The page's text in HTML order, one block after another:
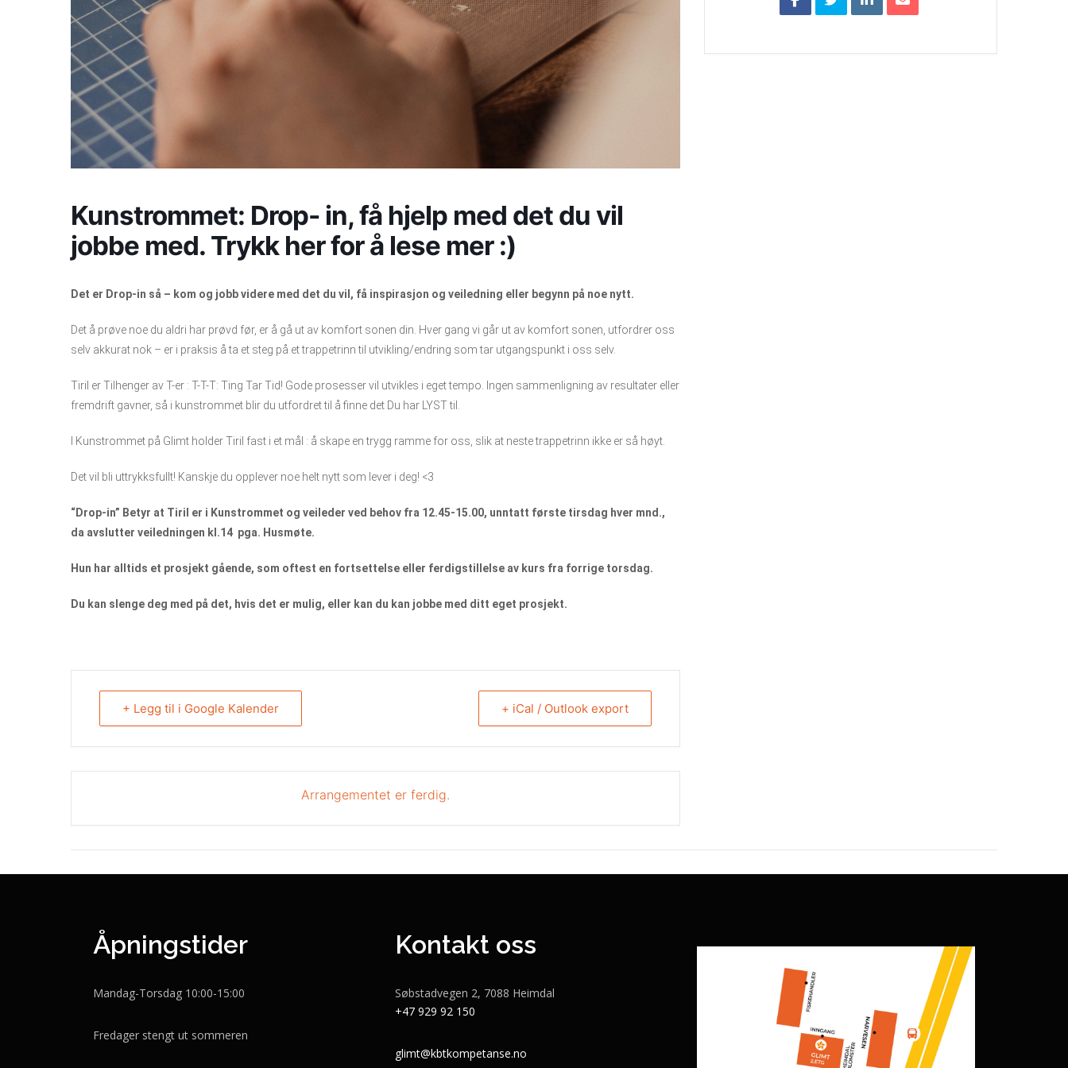
Kunstrommet: Drop- in, få hjelp med det du vil
jobbe med. Trykk her for å lese mer :)
Det er Drop-in så – kom og jobb videre med det du vil, få inspirasjon og veiledning eller begynn på noe nytt.
Det å prøve noe du aldri har prøvd før, er å gå ut av komfort sonen din. Hver gang vi går ut av komfort sonen, utfordrer oss
selv akkurat nok – er i praksis å ta et steg på et trappetrinn til utvikling/endring som tar utgangspunkt i oss selv.
Tiril er Tilhenger av T-er : T-T-T: Ting Tar Tid! Gode prosesser vil utvikles i eget tempo. Ingen sammenligning av resultater eller
fremdrift gavner, så i kunstrommet blir du utfordret til å finne det Du har LYST til.
I Kunstrommet på Glimt holder Tiril fast i et mål : å skape en trygg ramme for oss, slik at neste trappetrinn ikke er så høyt.
Det vil bli uttrykksfullt! Kanskje du opplever noe helt nytt som lever i deg! <3
“Drop-in” Betyr at Tiril er i Kunstrommet og veileder ved behov fra 12.45-15.00, unntatt første tirsdag hver mnd.,
da avslutter veiledningen kl.14 pga. Husmøte.
Hun har alltids et prosjekt gående, som oftest en fortsettelse eller ferdigstillelse av kurs fra forrige torsdag.
Du kan slenge deg med på det, hvis det er mulig, eller kan du kan jobbe med ditt eget prosjekt.
+ Legg til i Google Kalender + iCal / Outlook export
Arrangementet er ferdig.
Åpningstider
Mandag-Torsdag 10:00-15:00
Fredager stengt ut sommeren
Kontakt oss
Søbstadvegen 2, 7088 Heimdal
+47 929 92 150
glimt@kbtkompetanse.no